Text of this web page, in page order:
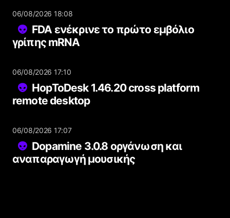
06/08/2026 18:08
FDA ενέκρινε το πρώτο εμβόλιο
γρίπης mRNA
06/08/2026 17:10
HopToDesk 1.46.20 cross platform
remote desktop
06/08/2026 17:07
Dopamine 3.0.8 οργάνωση και
αναπαραγωγή μουσικής